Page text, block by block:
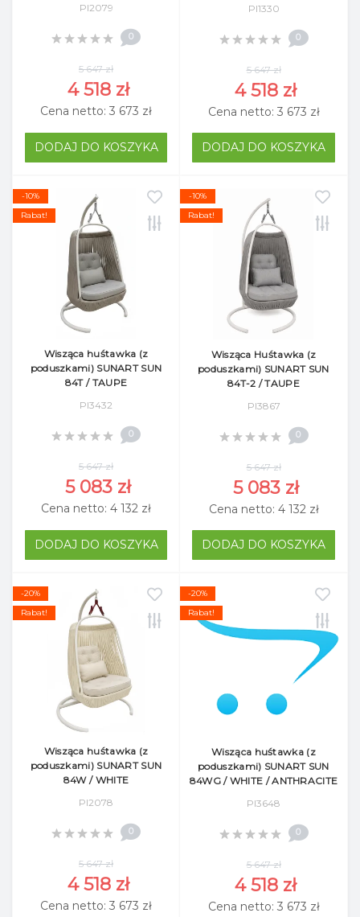
Pl2079
0
5 647 zł
4 518 zł
Cena netto: 3 673 zł
DODAJ DO KOSZYKA
Pl1330
0
5 647 zł
4 518 zł
Cena netto: 3 673 zł
DODAJ DO KOSZYKA
-10%
Rabat!
Wisząca huśtawka (z
poduszkami) SUNART SUN
84T / TAUPE
Pl3432
0
5 647 zł
5 083 zł
Cena netto: 4 132 zł
DODAJ DO KOSZYKA
-10%
Rabat!
Wisząca Huśtawka (z
poduszkami) SUNART SUN
84T-2 / TAUPE
Pl3867
0
5 647 zł
5 083 zł
Cena netto: 4 132 zł
DODAJ DO KOSZYKA
-20%
Rabat!
Wisząca huśtawka (z
poduszkami) SUNART SUN
84W / WHITE
Pl2078
0
5 647 zł
4 518 zł
Cena netto: 3 673 zł
-20%
Rabat!
Wisząca huśtawka (z
poduszkami) SUNART SUN
84WG / WHITE / ANTHRACITE
Pl3648
0
5 647 zł
4 518 zł
Cena netto: 3 673 zł